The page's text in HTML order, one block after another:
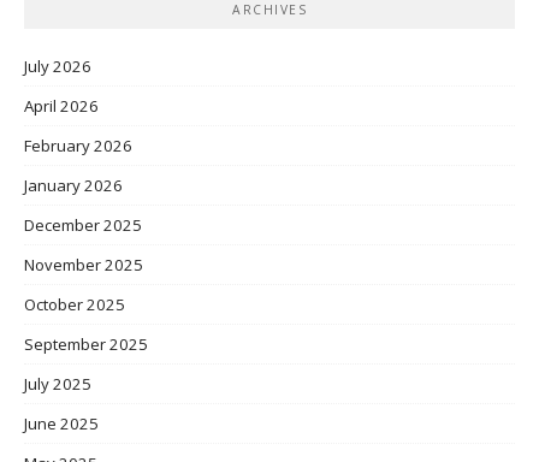
ARCHIVES
July 2026
April 2026
February 2026
January 2026
December 2025
November 2025
October 2025
September 2025
July 2025
June 2025